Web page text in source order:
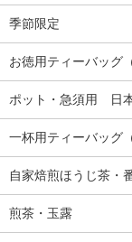
季節限定
お徳用ティーバッグ
ポット・急須用 日
一杯用ティーバッグ
自家焙煎ほうじ茶・
煎茶・玉露